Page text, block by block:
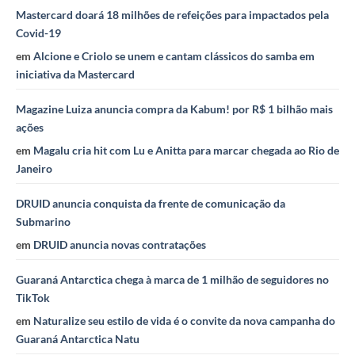
Mastercard doará 18 milhões de refeições para impactados pela
Covid-19
em Alcione e Criolo se unem e cantam clássicos do samba em
iniciativa da Mastercard
Magazine Luiza anuncia compra da Kabum! por R$ 1 bilhão mais
ações
em Magalu cria hit com Lu e Anitta para marcar chegada ao Rio de
Janeiro
DRUID anuncia conquista da frente de comunicação da
Submarino
em DRUID anuncia novas contratações
Guaraná Antarctica chega à marca de 1 milhão de seguidores no
TikTok
em Naturalize seu estilo de vida é o convite da nova campanha do
Guaraná Antarctica Natu